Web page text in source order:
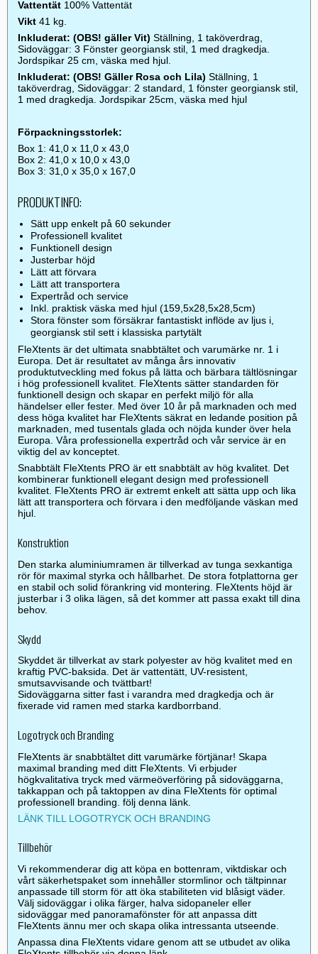
Vattentät 100% Vattentät
Vikt 41 kg.
Inkluderat: (OBS! gäller Vit) Ställning, 1 taköverdrag,
Sidoväggar: 3 Fönster georgiansk stil, 1 med dragkedja.
Jordspikar 25 cm, väska med hjul.
Inkluderat: (OBS! Gäller Rosa och Lila) Ställning, 1
taköverdrag, Sidoväggar: 2 standard, 1 fönster georgiansk stil,
1 med dragkedja. Jordspikar 25cm, väska med hjul
Förpackningsstorlek:
Box 1: 41,0 x 11,0 x 43,0
Box 2: 41,0 x 10,0 x 43,0
Box 3: 31,0 x 35,0 x 167,0
PRODUKTINFO:
Sätt upp enkelt på 60 sekunder
Professionell kvalitet
Funktionell design
Justerbar höjd
Lätt att förvara
Lätt att transportera
Expertråd och service
Inkl. praktisk väska med hjul (159,5x28,5x28,5cm)
Stora fönster som försäkrar fantastiskt inflöde av ljus i,
georgiansk stil sett i klassiska partytält
FleXtents är det ultimata snabbtältet och varumärke nr. 1 i
Europa. Det är resultatet av många års innovativ
produktutveckling med fokus på lätta och bärbara tältlösningar
i hög professionell kvalitet. FleXtents sätter standarden för
funktionell design och skapar en perfekt miljö för alla
händelser eller fester. Med över 10 år på marknaden och med
dess höga kvalitet har FleXtents säkrat en ledande position på
marknaden, med tusentals glada och nöjda kunder över hela
Europa. Våra professionella expertråd och vår service är en
viktig del av konceptet.
Snabbtält FleXtents PRO är ett snabbtält av hög kvalitet. Det
kombinerar funktionell elegant design med professionell
kvalitet. FleXtents PRO är extremt enkelt att sätta upp och lika
lätt att transportera och förvara i den medföljande väskan med
hjul.
Konstruktion
Den starka aluminiumramen är tillverkad av tunga sexkantiga
rör för maximal styrka och hållbarhet. De stora fotplattorna ger
en stabil och solid förankring vid montering. FleXtents höjd är
justerbar i 3 olika lägen, så det kommer att passa exakt till dina
behov.
Skydd
Skyddet är tillverkat av stark polyester av hög kvalitet med en
kraftig PVC-baksida. Det är vattentätt, UV-resistent,
smutsavvisande och tvättbart!
Sidoväggarna sitter fast i varandra med dragkedja och är
fixerade vid ramen med starka kardborrband.
Logotryck och Branding
FleXtents är snabbtältet ditt varumärke förtjänar! Skapa
maximal branding med ditt FleXtents. Vi erbjuder
högkvalitativa tryck med värmeöverföring på sidoväggarna,
takkappan och på taktoppen av dina FleXtents för optimal
professionell branding. följ denna länk.
LÄNK TILL LOGOTRYCK OCH BRANDING
Tillbehör
Vi rekommenderar dig att köpa en bottenram, viktdiskar och
vårt säkerhetspaket som innehåller stormlinor och tältpinnar
anpassade till storm för att öka stabiliteten vid blåsigt väder.
Välj sidoväggar i olika färger, halva sidopaneler eller
sidoväggar med panoramafönster för att anpassa ditt
FleXtents ännu mer och skapa olika intressanta utseende.
Anpassa dina FleXtents vidare genom att se utbudet av olika